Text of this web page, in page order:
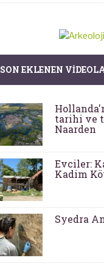
SON EKLENEN
tarihi ve
Naarden
Evciler:
Kadim
Syedra